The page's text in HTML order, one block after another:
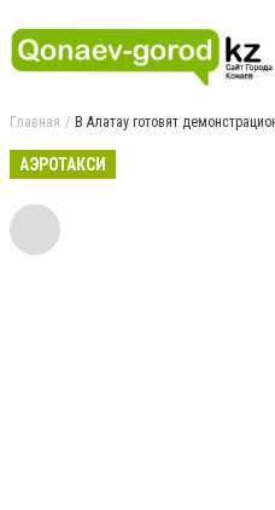
Главная В Алатау готовят
АЭРОТАКСИ